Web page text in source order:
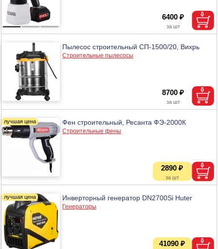
6400 ₽
Пылесос строительный СП-1500/20, Вихрь
Строительные пылесосы
8700 ₽
Фен строительный, Ресанта ФЭ-2000К
Строительные фены
2890 ₽
Инверторный генератор DN2700Si Huter
Генераторы
41090 ₽